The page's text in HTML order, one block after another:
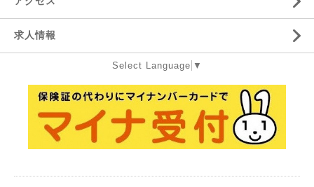
求人情報
Select Language ▼